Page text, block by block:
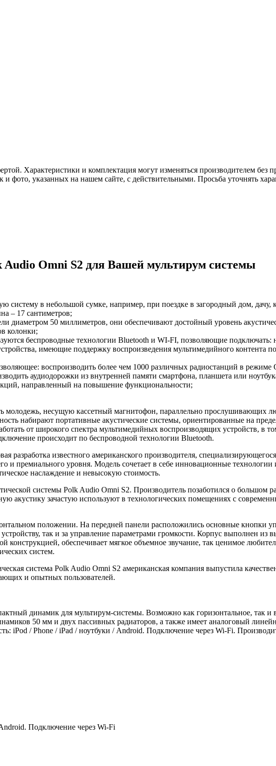
Характеристики и комплектация могут изменяться производителем без
и фото, указанных на нашем сайте, с действительными. Просьба уточнять
Audio Omni S2 для Вашей мультирум системы
систему в небольшой сумке, например, при поездке в загородный дом, дачу,
– 17 сантиметров;
диаметром 50 миллиметров, они обеспечивают достойный уровень
колонки;
беспроводные технологии Bluetooth и WI-FI, позволяющие подключать:
имеющие поддержку воспроизведения мультимедийного контента
воспроизводить более чем 1000 различных радиостанций в режиме
аудиодорожки из внутренней памяти смартфона, планшета или
направленный на повышение функциональности;
молодежь, несущую кассетный магнитофон, параллельно прослушивающих
набирают портативные акустические системы, ориентированные на
от широкого спектра мультимедийных воспроизводящих устройств, в
происходит по беспроводной технологии Bluetooth.
разработка известного американского производителя,
и премиального уровня. Модель сочетает в себе инновационные технологии
наслаждение и невысокую стоимость.
системы Polk Audio Omni S2. Производитель позаботился о большом
акустику зачастую используют в технологических помещениях с
положении. На передней панели расположились основные кнопки
так и за управление параметрами громкости. Корпус выполнен из
конструкцией, обеспечивает мягкое объемное звучание, так ценимое
систем.
система Polk Audio Omni S2 американская компания выпустила
и опытных пользователей.
динамик для мультирум-системы. Возможно как горизонтальное, так
50 мм и двух пассивных радиаторов, а также имеет аналоговый
iPod / Phone / iPad / ноутбуки / Android. Подключение через Wi-Fi.
Подключение через Wi-Fi